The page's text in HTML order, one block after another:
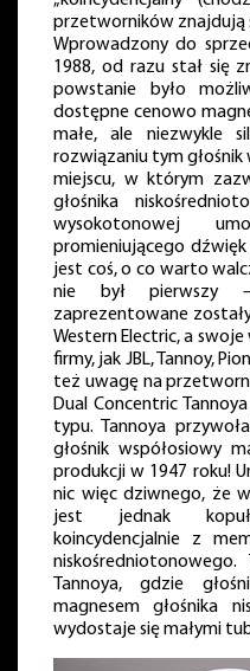
przetworników znajdują
Wprowadzony do
1988, od razu stał się
powstanie było
dostępne cenowo
małe, ale niezwykle
rozwiązaniu tym
miejscu, w którym
głośnika
wysokotonowej
promieniującego
jest coś, o co warto
nie był pierwszy –
zaprezentowane
Western Electric, a
firmy, jak JBL, Tannoy,
też uwagę na
Dual Concentric
typu. Tannoya
głośnik współosiowy
produkcji w 1947 roku!
nic więc dziwnego, że
jest jednak
koincydencjalnie z
Tannoya, gdzie
magnesem głośnika
wydostaje się małymi